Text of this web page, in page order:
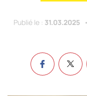
Publié le : 31.03.2025